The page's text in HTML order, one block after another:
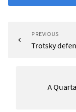
PREVIOUS
Trotsky
A